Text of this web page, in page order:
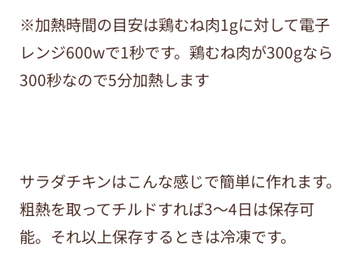
※加熱時間の目安は鶏むね肉1gに対して電子
レンジ600wで1秒です。鶏むね肉が300gなら
300秒なので5分加熱します
サラダチキンはこんな感じで簡単に作れます。
粗熱を取ってチルドすれば3～4日は保存可
能。それ以上保存するときは冷凍です。